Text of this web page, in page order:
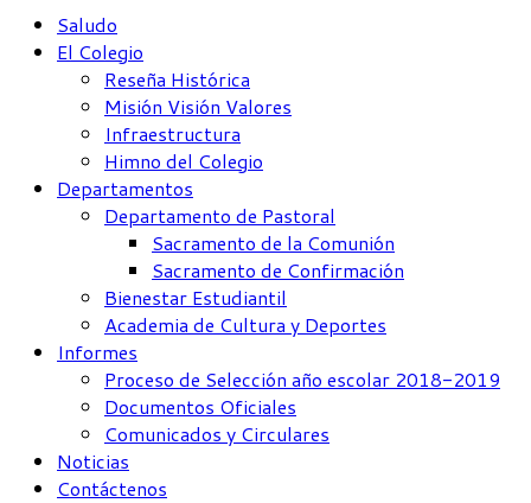
Saludo
El Colegio
Reseña Histórica
Misión Visión Valores
Infraestructura
Himno del Colegio
Departamentos
Departamento de Pastoral
Sacramento de la Comunión
Sacramento de Confirmación
Bienestar Estudiantil
Academia de Cultura y Deportes
Informes
Proceso de Selección año escolar 2018-2019
Documentos Oficiales
Comunicados y Circulares
Noticias
Contáctenos